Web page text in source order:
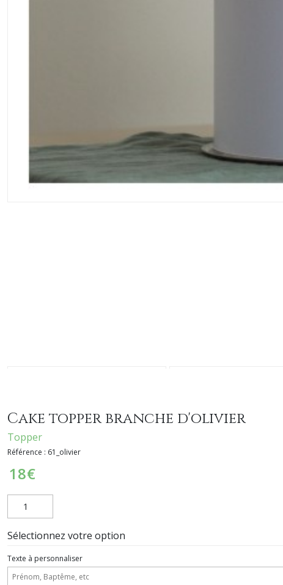
Cake topper branche d'olivier
Topper
Référence : 61_olivier
18€
Sélectionnez votre option
Texte à personnaliser